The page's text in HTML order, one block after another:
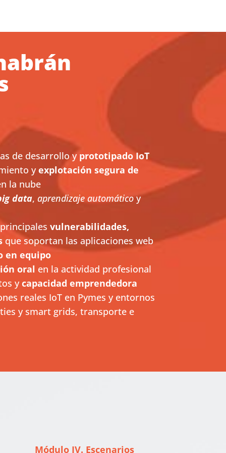
de desarrollo y prototipado IoT
yexplotación segura de
la nube
data,aprendizaje automáticoy
vulnerabilidades,
que soportan las aplicaciones web
en equipo
oral en la actividad profesional
ycapacidad emprendedora
reales IoT en Pymes y entornos
y smart grids, transporte e
Módulo IV. Escenarios